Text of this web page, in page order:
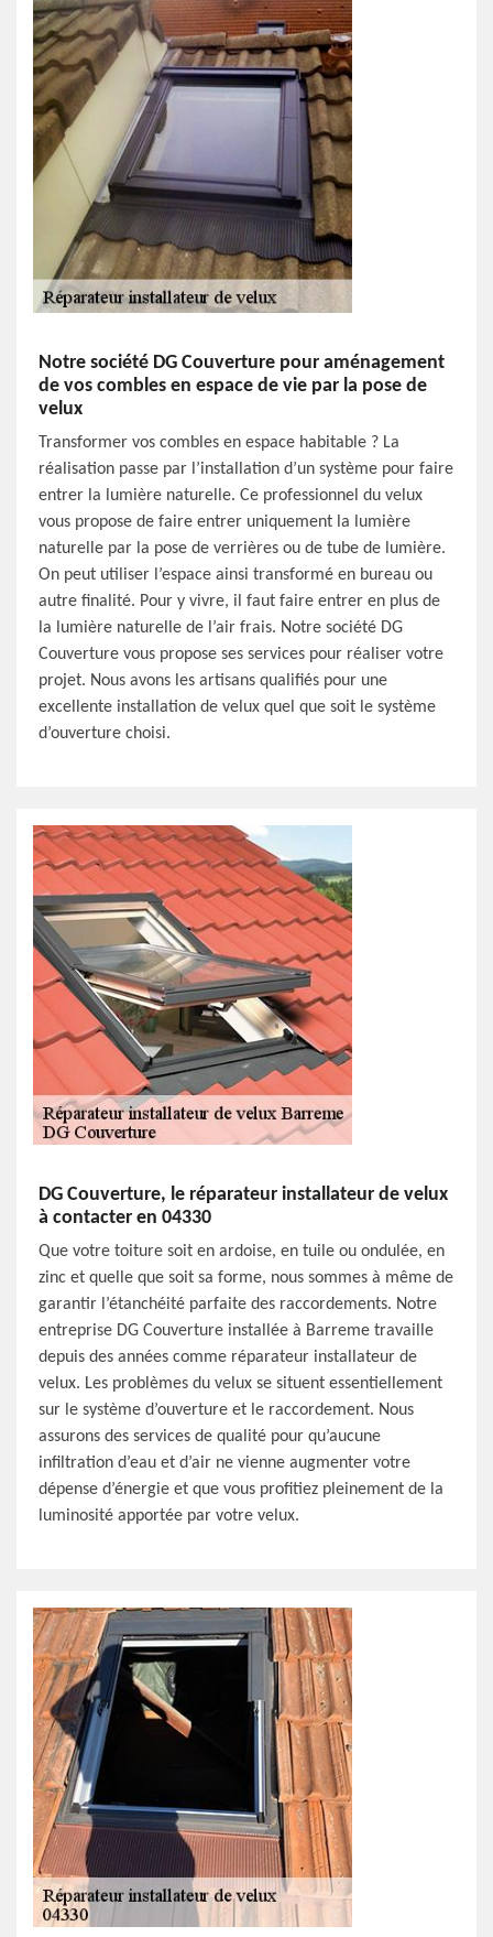
Notre société DG Couverture pour aménagement
de vos combles en espace de vie par la pose de
velux
Transformer vos combles en espace habitable ? La
réalisation passe par l’installation d’un système pour faire
entrer la lumière naturelle. Ce professionnel du velux
vous propose de faire entrer uniquement la lumière
naturelle par la pose de verrières ou de tube de lumière.
On peut utiliser l’espace ainsi transformé en bureau ou
autre finalité. Pour y vivre, il faut faire entrer en plus de
la lumière naturelle de l’air frais. Notre société DG
Couverture vous propose ses services pour réaliser votre
projet. Nous avons les artisans qualifiés pour une
excellente installation de velux quel que soit le système
d’ouverture choisi.
DG Couverture, le réparateur installateur de velux
à contacter en 04330
Que votre toiture soit en ardoise, en tuile ou ondulée, en
zinc et quelle que soit sa forme, nous sommes à même de
garantir l’étanchéité parfaite des raccordements. Notre
entreprise DG Couverture installée à Barreme travaille
depuis des années comme réparateur installateur de
velux. Les problèmes du velux se situent essentiellement
sur le système d’ouverture et le raccordement. Nous
assurons des services de qualité pour qu’aucune
infiltration d’eau et d’air ne vienne augmenter votre
dépense d’énergie et que vous profitiez pleinement de la
luminosité apportée par votre velux.